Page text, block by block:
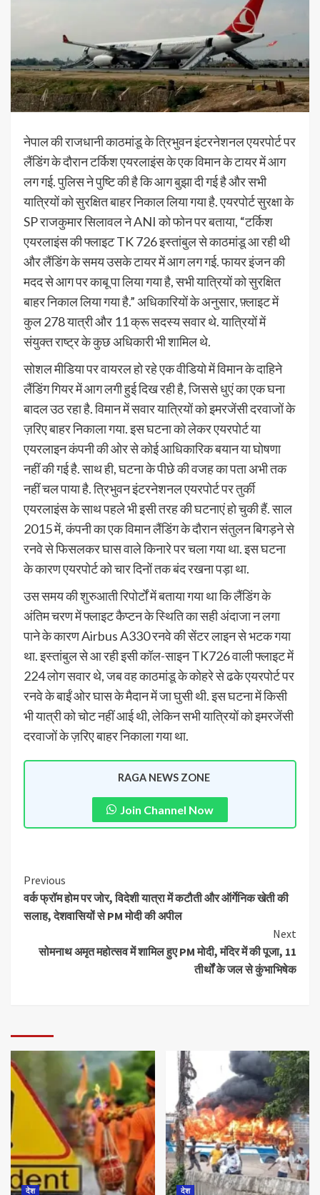
नेपाल की राजधानी काठमांडू के त्रिभुवन इंटरनेशनल एयरपोर्ट पर
लैंडिंग के दौरान टर्किश एयरलाइंस के एक विमान के टायर में आग
लग गई. पुलिस ने पुष्टि की है कि आग बुझा दी गई है और सभी
यात्रियों को सुरक्षित बाहर निकाल लिया गया है. एयरपोर्ट सुरक्षा के
SP राजकुमार सिलावल ने ANI को फोन पर बताया, “टर्किश
एयरलाइंस की फ्लाइट TK 726 इस्तांबुल से काठमांडू आ रही थी
और लैंडिंग के समय उसके टायर में आग लग गई. फायर इंजन की
मदद से आग पर काबू पा लिया गया है, सभी यात्रियों को सुरक्षित
बाहर निकाल लिया गया है.” अधिकारियों के अनुसार, फ़्लाइट में
कुल 278 यात्री और 11 क्रू सदस्य सवार थे. यात्रियों में
संयुक्त राष्ट्र के कुछ अधिकारी भी शामिल थे.
सोशल मीडिया पर वायरल हो रहे एक वीडियो में विमान के दाहिने
लैंडिंग गियर में आग लगी हुई दिख रही है, जिससे धुएं का एक घना
बादल उठ रहा है. विमान में सवार यात्रियों को इमरजेंसी दरवाजों के
ज़रिए बाहर निकाला गया. इस घटना को लेकर एयरपोर्ट या
एयरलाइन कंपनी की ओर से कोई आधिकारिक बयान या घोषणा
नहीं की गई है. साथ ही, घटना के पीछे की वजह का पता अभी तक
नहीं चल पाया है. त्रिभुवन इंटरनेशनल एयरपोर्ट पर तुर्की
एयरलाइंस के साथ पहले भी इसी तरह की घटनाएं हो चुकी हैं. साल
2015 में, कंपनी का एक विमान लैंडिंग के दौरान संतुलन बिगड़ने से
रनवे से फिसलकर घास वाले किनारे पर चला गया था. इस घटना
के कारण एयरपोर्ट को चार दिनों तक बंद रखना पड़ा था.
उस समय की शुरुआती रिपोर्टों में बताया गया था कि लैंडिंग के
अंतिम चरण में फ्लाइट कैप्टन के स्थिति का सही अंदाजा न लगा
पाने के कारण Airbus A330 रनवे की सेंटर लाइन से भटक गया
था. इस्तांबुल से आ रही इसी कॉल-साइन TK726 वाली फ्लाइट में
224 लोग सवार थे, जब वह काठमांडू के कोहरे से ढके एयरपोर्ट पर
रनवे के बाईं ओर घास के मैदान में जा घुसी थी. इस घटना में किसी
भी यात्री को चोट नहीं आई थी, लेकिन सभी यात्रियों को इमरजेंसी
दरवाजों के ज़रिए बाहर निकाला गया था.
RAGA NEWS ZONE
Join Channel Now
Previous
वर्क फ्रॉम होम पर जोर, विदेशी यात्रा में कटौती और ऑर्गेनिक खेती की
सलाह, देशवासियों से PM मोदी की अपील
Next
सोमनाथ अमृत महोत्सव में शामिल हुए PM मोदी, मंदिर में की पूजा, 11
तीर्थों के जल से कुंभाभिषेक
देश देश